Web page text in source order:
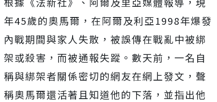
年45歲的奧馬爾，在阿爾及利亞1998年爆發
內戰期間與家人失散，被誤傳在戰亂中被綁
架或殺害，而被通報失蹤。 數天前，一名自
稱與綁架者關係密切的網友在網上發文，聲
稱奧馬爾還活著且知道他的下落，並指出他